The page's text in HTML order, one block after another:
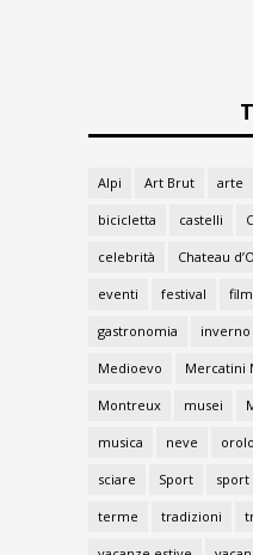
Alpi Art Brut arte
bicicletta castelli
celebrità Chateau
eventi festival film
gastronomia inverno
Medioevo Mercatini
Montreux musei
musica neve
sciare Sport sport
terme tradizioni